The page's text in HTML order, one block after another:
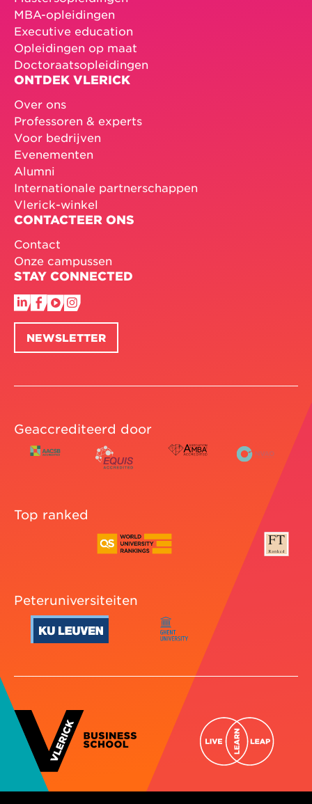
MBA-opleidingen
Executive education
Opleidingen op maat
Doctoraatsopleidingen
ONTDEK VLERICK
Over ons
Professoren & experts
Voor bedrijven
Evenementen
Alumni
Internationale partnerschappen
Vlerick-winkel
CONTACTEER ONS
Contact
Onze campussen
STAY CONNECTED
NEWSLETTER
Geaccrediteerd door
Top ranked
Peteruniversiteiten